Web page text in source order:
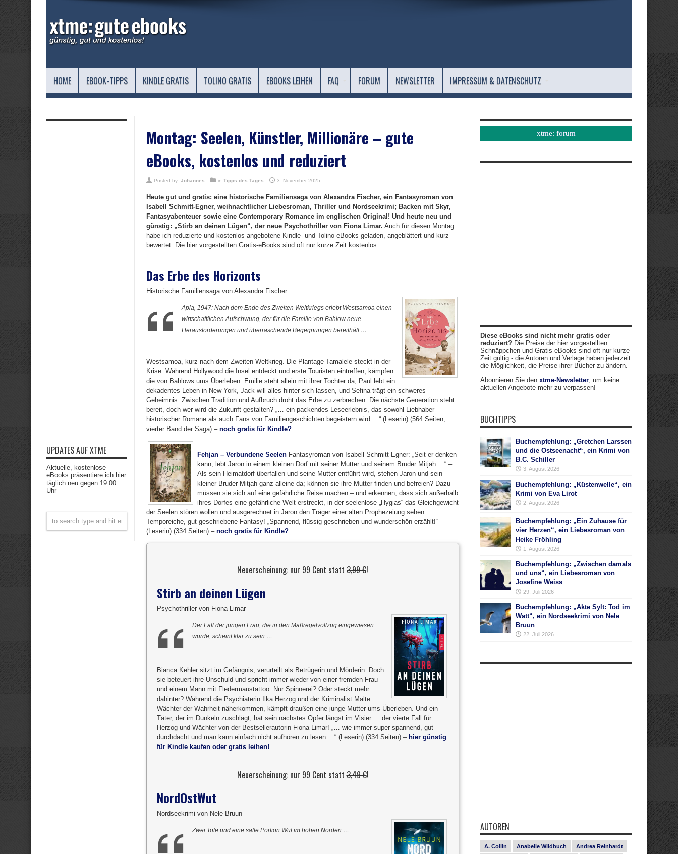
HOME EBOOK-TIPPS KINDLE GRATIS TOLINO GRATIS EBOOKS LEIHEN FAQ FORUM NEWSLETTER IMPRESSUM & DATENSCHUTZ
Montag: Seelen, Künstler, Millionäre – gute
eBooks, kostenlos und reduziert
Posted by: Johannes in Tipps des Tages 3. November 2025
Heute gut und gratis: eine historische Familiensaga von Alexandra Fischer, ein Fantasyroman von
Isabell Schmitt-Egner, weihnachtlicher Liebesroman, Thriller und Nordseekrimi; Backen mit Skyr,
Fantasyabenteuer sowie eine Contemporary Romance im englischen Original! Und heute neu und
günstig: „Stirb an deinen Lügen“, der neue Psychothriller von Fiona Limar. Auch für diesen Montag
habe ich reduzierte und kostenlos angebotene Kindle- und Tolino-eBooks geladen, angeblättert und kurz
bewertet. Die hier vorgestellten Gratis-eBooks sind oft nur kurze Zeit kostenlos.
Das Erbe des Horizonts
Historische Familiensaga von Alexandra Fischer
Apia, 1947: Nach dem Ende des Zweiten Weltkriegs erlebt Westsamoa einen
wirtschaftlichen Aufschwung, der für die Familie von Bahlow neue
Herausforderungen und überraschende Begegnungen bereithält …
Westsamoa, kurz nach dem Zweiten Weltkrieg. Die Plantage Tamalele steckt in der
Krise. Während Hollywood die Insel entdeckt und erste Touristen eintreffen, kämpfen
die von Bahlows ums Überleben. Emilie steht allein mit ihrer Tochter da, Paul lebt ein
dekadentes Leben in New York, Jack will alles hinter sich lassen, und Sefina trägt ein schweres
Geheimnis. Zwischen Tradition und Aufbruch droht das Erbe zu zerbrechen. Die nächste Generation steht
bereit, doch wer wird die Zukunft gestalten? „… ein packendes Leseerlebnis, das sowohl Liebhaber
historischer Romane als auch Fans von Familiengeschichten begeistern wird …“ (Leserin) (564 Seiten,
vierter Band der Saga) – noch gratis für Kindle?
Fehjan – Verbundene Seelen Fantasyroman von Isabell Schmitt-Egner: „Seit er denken
kann, lebt Jaron in einem kleinen Dorf mit seiner Mutter und seinem Bruder Mitjah …“ –
Als sein Heimatdorf überfallen und seine Mutter entführt wird, stehen Jaron und sein
kleiner Bruder Mitjah ganz alleine da; können sie ihre Mutter finden und befreien? Dazu
müssen sie sich auf eine gefährliche Reise machen – und erkennen, dass sich außerhalb
ihres Dorfes eine gefährliche Welt erstreckt, in der seelenlose „Hygias“ das Gleichgewicht
der Seelen stören wollen und ausgerechnet in Jaron den Träger einer alten Prophezeiung sehen.
Temporeiche, gut geschriebene Fantasy! „Spannend, flüssig geschrieben und wunderschön erzählt!“
(Leserin) (334 Seiten) – noch gratis für Kindle?
Neuerscheinung: nur 99 Cent statt 3,99 €!
Stirb an deinen Lügen
Psychothriller von Fiona Limar
Der Fall der jungen Frau, die in den Maßregelvollzug eingewiesen
wurde, scheint klar zu sein …
Bianca Kehler sitzt im Gefängnis, verurteilt als Betrügerin und Mörderin. Doch
sie beteuert ihre Unschuld und spricht immer wieder von einer fremden Frau
und einem Mann mit Fledermaustattoo. Nur Spinnerei? Oder steckt mehr
dahinter? Während die Psychiaterin Ilka Herzog und der Kriminalist Malte
Wächter der Wahrheit näherkommen, kämpft draußen eine junge Mutter ums Überleben. Und ein
Täter, der im Dunkeln zuschlägt, hat sein nächstes Opfer längst im Visier … der vierte Fall für
Herzog und Wächter von der Bestsellerautorin Fiona Limar! „… wie immer super spannend, gut
durchdacht und man kann einfach nicht aufhören zu lesen …“ (Leserin) (334 Seiten) – hier günstig
für Kindle kaufen oder gratis leihen!
Neuerscheinung: nur 99 Cent statt3,49 €!
NordOstWut
Nordseekrimi von Nele Bruun
Zwei Tote und eine satte Portion Wut im hohen Norden …
UPDATES AUF XTME
Aktuelle, kostenlose
eBooks präsentiere ich hier
täglich neu gegen 19:00
Uhr
xtme: forum
Diese eBooks sind nicht mehr gratis oder
reduziert? Die Preise der hier vorgestellten
Schnäppchen und Gratis-eBooks sind oft nur kurze
Zeit gültig - die Autoren und Verlage haben jederzeit
die Möglichkeit, die Preise ihrer Bücher zu ändern.
Abonnieren Sie den xtme-Newsletter, um keine
aktuellen Angebote mehr zu verpassen!
BUCHTIPPS
Buchempfehlung: „Gretchen Larssen
und die Ostseenacht“, ein Krimi von
B.C. Schiller
3. August 2026
Buchempfehlung: „Küstenwelle“, ein
Krimi von Eva Lirot
2. August 2026
Buchempfehlung: „Ein Zuhause für
vier Herzen“, ein Liebesroman von
Heike Fröhling
1. August 2026
Buchempfehlung: „Zwischen damals
und uns“, ein Liebesroman von
Josefine Weiss
29. Juli 2026
Buchempfehlung: „Akte Sylt: Tod im
Watt“, ein Nordseekrimi von Nele
Bruun
22. Juli 2026
AUTOREN
A. Collin Anabelle Wildbuch Andrea Reinhardt